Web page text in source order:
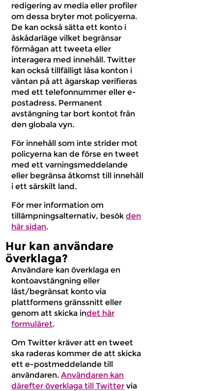
redigering av media eller profiler
om dessa bryter mot policyerna.
De kan också sätta ett konto i
åskådarläge vilket begränsar
förmågan att tweeta eller
interagera med innehåll. Twitter
kan också tillfälligt låsa konton i
väntan på att ägarskap verifieras
med ett telefonnummer eller e-
postadress. Permanent
avstängning tar bort kontot från
den globala vyn.
För innehåll som inte strider mot
policyerna kan de förse en tweet
med ett varningsmeddelande
eller begränsa åtkomst till innehåll
i ett särskilt land.
För mer information om
tillämpningsalternativ, besökden
här sidan.
Hur kan användare
överklaga?
Användare kan överklaga en
kontoavstängning eller
låst/begränsat konto via
plattformens gränssnitt eller
genom att skicka indet här
formuläret.
Om Twitter kräver att en tweet
ska raderas kommer de att skicka
ett e-postmeddelande till
användaren.Användaren kan
därefter överklaga till Twitter via